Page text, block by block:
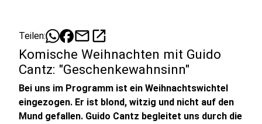
Teilen: mailopen_in_new
Komische Weihnachten mit Guido
Cantz: "Geschenkewahnsinn"
Bei uns im Programm ist ein Weihnachtswichtel
eingezogen. Er ist blond, witzig und nicht auf den
Mund gefallen. Guido Cantz begleitet uns durch die